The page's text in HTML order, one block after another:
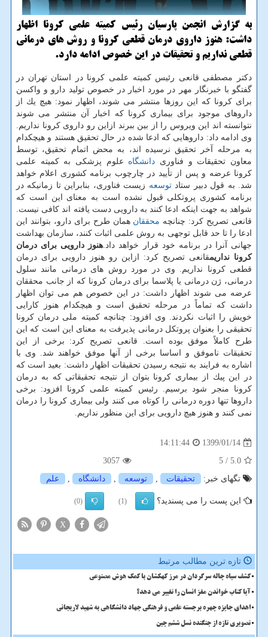
به گزارش انجمن پارسیان رئیس كمیته علمی كرونا اظهار
داشت: هنوز داروی درمان قطعی كرونا و روش های درمانی
قطعی نداریم و تحقیقات در این خصوص ادامه دارد.
دكتر مصطفی قانعی رئیس كمیته علمی كرونا در استان تهران در
گفتگو با خبرنگار مهر در مورد اخبار در خصوص تولید دارو و واكسن
برای كرونا كه این روزها منتشر می شوند، اظهار نمود: هیچ یك از
داروهای موجود برای بیماری كرونا كه اخبار آن منتشر می شوند
نتوانسته اند این ویروس را از بین ببرند ازاین رو داروی كرونا نداریم.
وی ادامه داد: داروهایی كه ادعا شده در حال تحقیق هستند و هیچكدام
به مرحله آخر تحقیق نرسیده اند، به محض اتمام تحقیق، توسط
معاون تحقیقات و فناوری دانشگاه علوم پزشكی به كمیته علمی
كرونا عرضه و پس از تأیید در چارچوب برنامه كشوری اعلام خواهد
شد. به قول دبیر ستادتوسعه زیست فناوری، بنابراین تا زمانیكه در
برنامه كشوری پروتكلی قبول نشده است به معنای این است كه
شواهد به جهت اینكه ادعا كنند به دارویی دست یافته اند كافی نیست.
قانعی تصریح كرد: چنانچه محققان همان طرح برای دارو، بتوانند این
ادعا را تا حد قابل توجهی به روش علمی اثبات كنند، سازمان بهداشت
جهانی آنرا در برنامه خود قرار خواهد داد. هنوز دارویی برای درمان
كرونا نداریمقانعی تصریح كرد: ازاین رو هنوز دارویی برای درمان
قطعی كرونا نداریم. وی در مورد روش های درمانی مانند سلول
درمانی، ژن درمانی یا پلاسما برای درمان كرونا كه از جانب محققان
عرضه می شوند اظهار داشت: در این خصوص هم می توان اظهار
داشت كه تماماً در مرحله تحقیق است و هیچكدام هنوز كارایی
خویش را اثبات نكردند. وی افزود: چنانچه كمیته ملی درمان كرونا
تحقیقی را بعنوان پروتكل درمانی پذیرفت به معنای این است كه این
طرح كاملاً موفق بوده است. قانعی تصریح كرد: برخی از این
تحقیقات ناموفق و اساسا برخی از آنها موفق خواهند شد. وی با
اشاره به فرایند به نتیجه رسیدن تحقیقات اظهار داشت: بعید است كه
در این پیك از بیماری كرونا بتوان از نتیجه تحقیقاتی كه به درمان
كرونا منجر شود برسیم. رئیس كمیته علمی كرونا افزود: برخی
داروها تنها دوره درمانی را كوتاه می كنند ولی بیماری كرونا را درمان
نمی كنند و هنوز هیچ دارویی برای این منظور نداریم.
1399/01/14
14:11:44
5.0
/ 5
3057
تگهای خبر:
تحقیقات , توسعه , دانشگاه , علم
این پست را می پسندید؟ (1)
(0)
X
تازه ترین مطالب مرتبط
کشف سیاه چاله سرگردان در مرز کهکشان با کمک هوش مصنوعی
آیا کتاب خواندن مغز انسان را تغییر می دهد؟
اهدای جایزه چهره برجسته علمی و فرهنگی جهاد دانشگاهی به شهید لاریجانی
تصویری تازه از جنگنده نسل ششم چین